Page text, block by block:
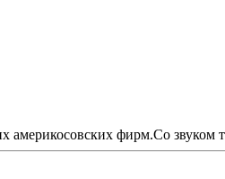
америкосовских фирм.Со звуком